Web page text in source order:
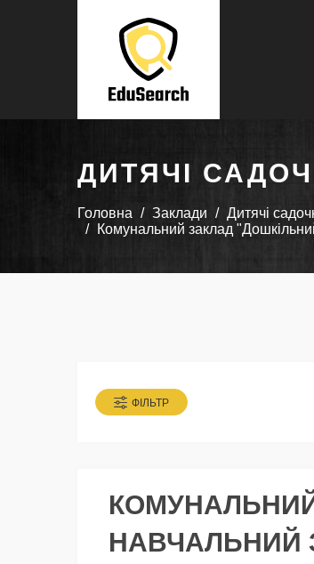
ДИТЯЧІ
Головна Заклади Дитячі
Комунальний заклад
ФІЛЬТР
НАВЧАЛЬНИЙ